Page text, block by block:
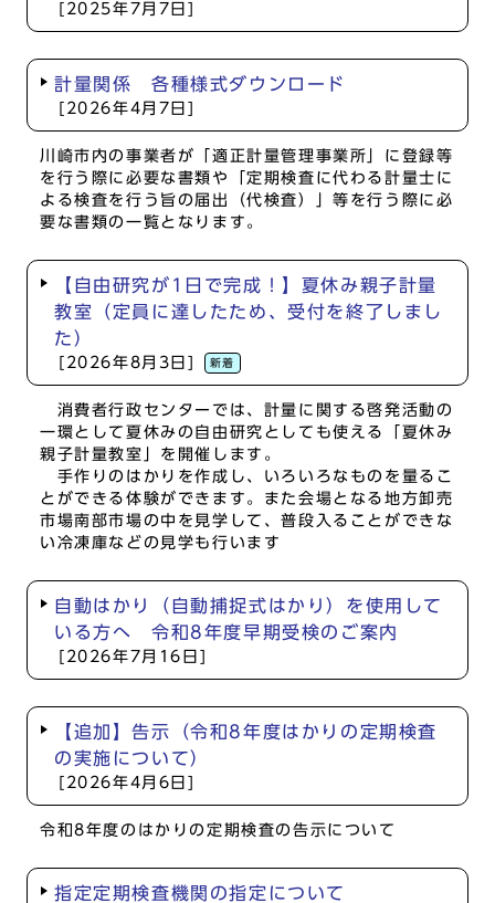
[2025年7月7日]
計量関係 各種様式ダウンロード
[2026年4月7日]
川崎市内の事業者が「適正計量管理事業所」に登録等
を行う際に必要な書類や「定期検査に代わる計量士に
よる検査を行う旨の届出（代検査）」等を行う際に必
要な書類の一覧となります。
【自由研究が1日で完成！】夏休み親子計量
教室（定員に達したため、受付を終了しまし
た）
[2026年8月3日] 新着
消費者行政センターでは、計量に関する啓発活動の
一環として夏休みの自由研究としても使える「夏休み
親子計量教室」を開催します。
手作りのはかりを作成し、いろいろなものを量るこ
とができる体験ができます。また会場となる地方卸売
市場南部市場の中を見学して、普段入ることができな
い冷凍庫などの見学も行います
自動はかり（自動捕捉式はかり）を使用して
いる方へ 令和8年度早期受検のご案内
[2026年7月16日]
【追加】告示（令和8年度はかりの定期検査
の実施について）
[2026年4月6日]
令和8年度のはかりの定期検査の告示について
指定定期検査機関の指定について